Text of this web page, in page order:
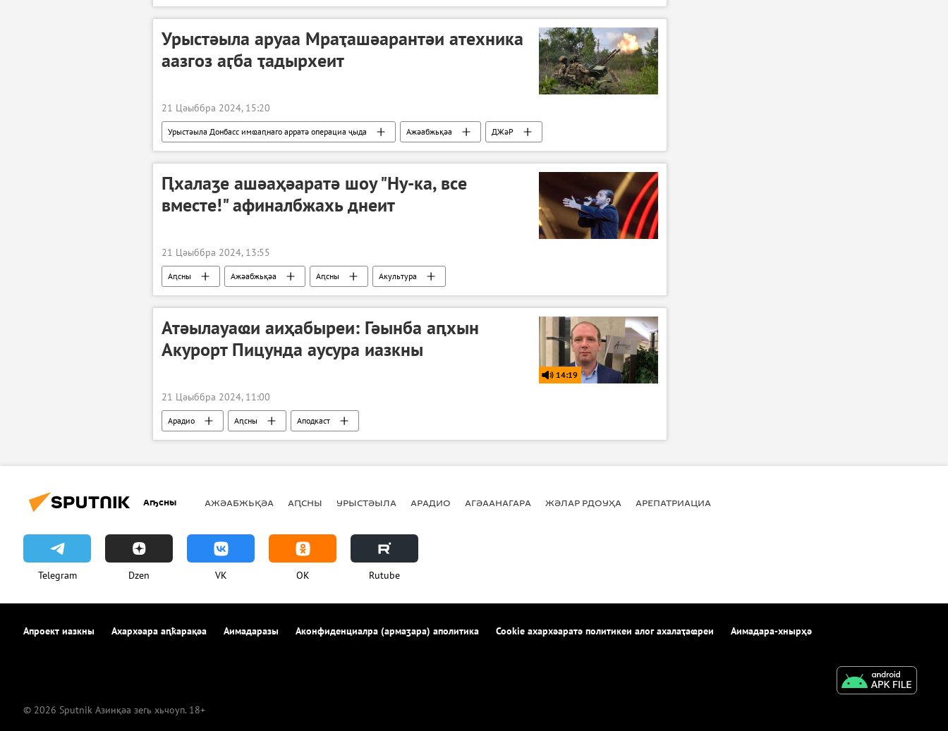
Урыстәыла аруаа Мраҭашәарантәи атехника
аазгоз аӷба ҭадырхеит
21 Цәыббра 2024, 15:20
Урыстәыла Донбасс имҩаԥнаго арратә операциа ҷыда Ажәабжьқәа
ДЖәР
Украина
Ԥхалаӡе ашәаҳәаратә шоу "Ну-ка, все
вместе!" афиналбжахь днеит
21 Цәыббра 2024, 13:55
Аԥсны Ажәабжьқәа Аԥсны Акультура
Атәылауаҩи аиҳабыреи: Гәынба аԥхын
Акурорт Пицунда аусура иазкны
14:19
21 Цәыббра 2024, 11:00
Арадио Аԥсны Аподкаст
Аҧсны АЖӘАБЖЬҚӘА АԤСНЫ УРЫСТӘЫЛА АРАДИО АГӘААНАГАРА ЖӘЛАР РДОУҲА АРЕПАТРИАЦИА
Telegram Dzen VK OK Rutube
Апроект иазкны Ахархәара аԥҟарақәа Аимадаразы Аконфиденциалра (армаӡара) аполитика Cookie ахархәаратә политикеи алог ахалаҭаҩреи Аимадара-хнырҳә
© 2026 Sputnik Азинқәа зегь хьчоуп. 18+